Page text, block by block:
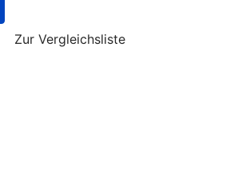
Zur Vergleichsliste